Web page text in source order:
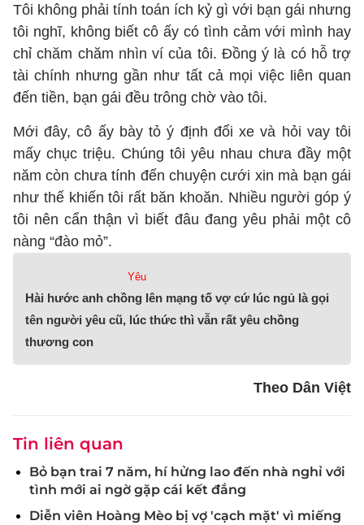
Tôi không phải tính toán ích kỷ gì với bạn gái nhưng
tôi nghĩ, không biết cô ấy có tình cảm với mình hay
chỉ chăm chăm nhìn ví của tôi. Đồng ý là có hỗ trợ
tài chính nhưng gần như tất cả mọi việc liên quan
đến tiền, bạn gái đều trông chờ vào tôi.
Mới đây, cô ấy bày tỏ ý định đổi xe và hỏi vay tôi
mấy chục triệu. Chúng tôi yêu nhau chưa đầy một
năm còn chưa tính đến chuyện cưới xin mà bạn gái
như thế khiến tôi rất băn khoăn. Nhiều người góp ý
tôi nên cẩn thận vì biết đâu đang yêu phải một cô
nàng “đào mỏ”.
Yêu
Hài hước anh chồng lên mạng tố vợ cứ lúc ngủ là gọi
tên người yêu cũ, lúc thức thì vẫn rất yêu chồng
thương con
Theo Dân Việt
Tin liên quan
Bỏ bạn trai 7 năm, hí hửng lao đến nhà nghỉ với
tình mới ai ngờ gặp cái kết đắng
Diễn viên Hoàng Mèo bị vợ 'cạch mặt' vì miếng